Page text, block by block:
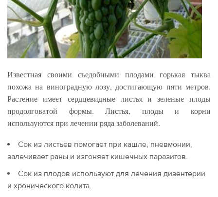
Известная своими съедобными плодами горькая тыква
похожа на виноградную лозу, достигающую пяти метров.
Растение имеет сердцевидные листья и зеленые плоды
продолговатой формы. Листья, плоды и корни
используются при лечении ряда заболеваний.
Сок из листьев помогает при кашле, пневмонии,
залечивает раны и изгоняет кишечных паразитов.
Сок из плодов используют для лечения дизентерии
и хронического колита.